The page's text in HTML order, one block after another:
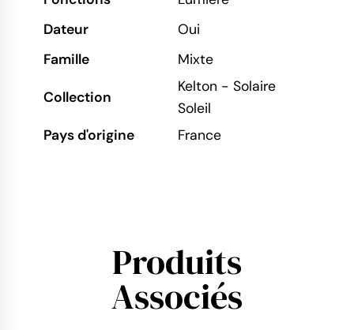
Dateur
Oui
Famille
Mixte
Collection
Kelton - Solaire
Soleil
Pays d'origine
France
Produits
Associés